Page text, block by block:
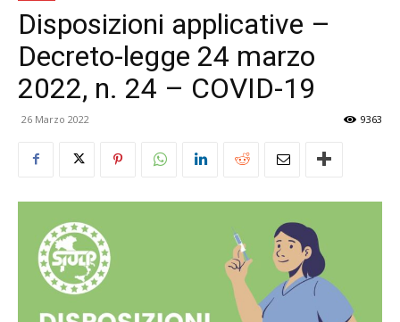
Disposizioni applicative –
Decreto-legge 24 marzo
2022, n. 24 – COVID-19
26 Marzo 2022 9363